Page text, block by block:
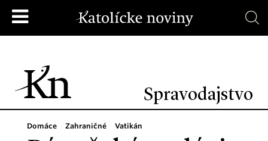
Spravodajstvo
Domáce Zahraničné Vatikán